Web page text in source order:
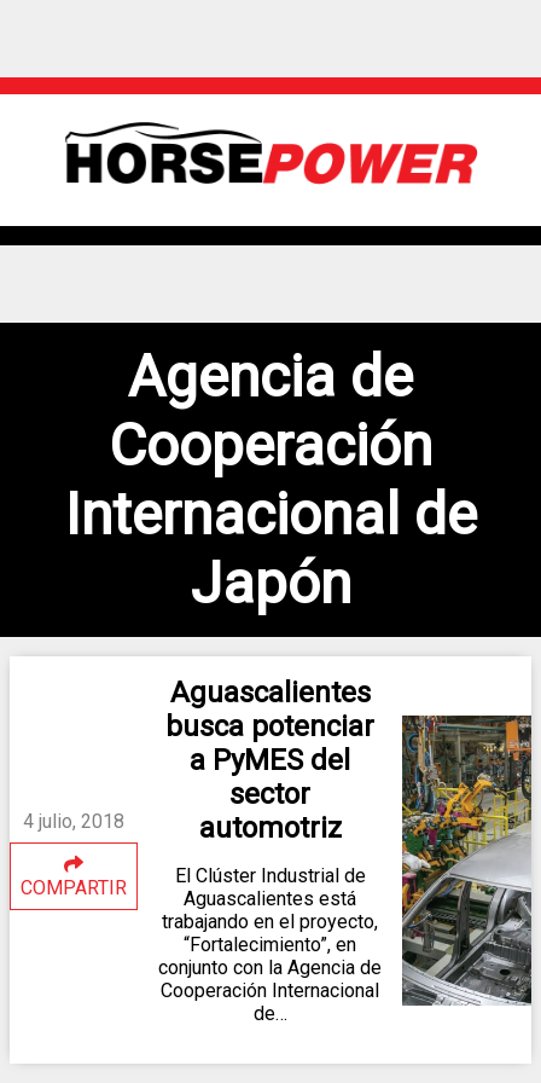
Agencia de
Cooperación
Internacional de
Japón
4 julio, 2018
COMPARTIR
Aguascalientes
busca potenciar
a PyMES del
sector
automotriz
El Clúster Industrial de
Aguascalientes está
trabajando en el proyecto,
“Fortalecimiento”, en
conjunto con la Agencia de
Cooperación Internacional
de…